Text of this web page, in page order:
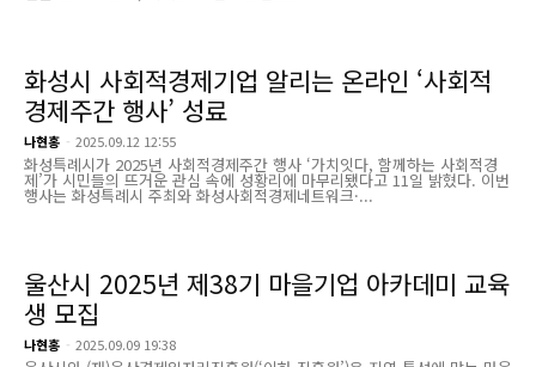
화성시 사회적경제기업 알리는 온라인 ‘사회적
경제주간 행사’ 성료
나현홍 - 2025.09.12 12:55
화성특례시가 2025년 사회적경제주간 행사 ‘가치잇다, 함께하는 사회적경
제’가 시민들의 뜨거운 관심 속에 성황리에 마무리됐다고 11일 밝혔다. 이번
행사는 화성특례시 주최와 화성사회적경제네트워크·...
울산시 2025년 제38기 마을기업 아카데미 교육
생 모집
나현홍 - 2025.09.09 19:38